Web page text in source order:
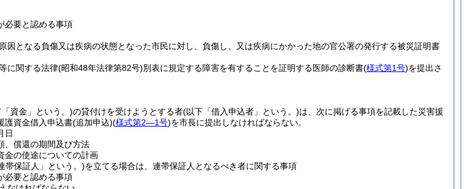
必要と認める事項
因となる負傷又は疾病の状態となった市民に対し、負傷し、又は疾病にかかった地の官公署の発行する被災証明書
に関する法律(昭和48年法律第82号)別表に規定する障害を有することを証明する医師の診断書(様式第1号)を提出さ
資金」という。)の貸付けを受けようとする者(以下「借入申込者」という。)は、次に掲げる事項を記載した災害援
護資金借入申込書(追加申込)(様式第2―1号)を市長に提出しなければならない。
日
、償還の期間及び方法
金の使途についての計画
帯保証人」という。)を立てる場合は、連帯保証人となるべき者に関する事項
必要と認める事項